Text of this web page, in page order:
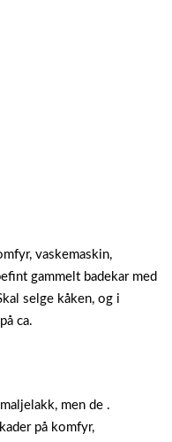
vaskemaskin,
gammelt badekar med
selge kåken, og i
ca.
men de .
på komfyr,